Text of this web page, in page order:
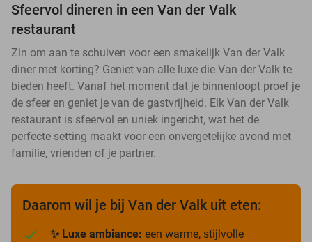
Sfeervol dineren in een Van der Valk
restaurant
Zin om aan te schuiven voor een smakelijk Van der Valk
diner met korting? Geniet van alle luxe die Van der Valk te
bieden heeft. Vanaf het moment dat je binnenloopt proef je
de sfeer en geniet je van de gastvrijheid. Elk Van der Valk
restaurant is sfeervol en uniek ingericht, wat het de
perfecte setting maakt voor een onvergetelijke avond met
familie, vrienden of je partner.
Daarom wil je bij Van der Valk uit eten:
✨ Luxe ambiance: een warme, stijlvolle